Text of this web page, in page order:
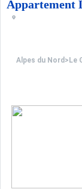
Appartement
Alpes du Nord > Le